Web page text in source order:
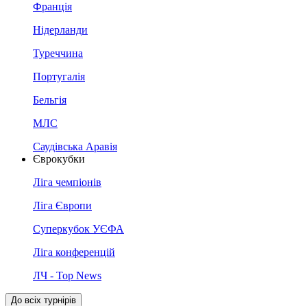
Франція
Нідерланди
Туреччина
Португалія
Бельгія
МЛС
Саудівська Аравія
Єврокубки
Ліга чемпіонів
Ліга Європи
Суперкубок УЄФА
Ліга конференцій
ЛЧ - Top News
До всіх турнірів